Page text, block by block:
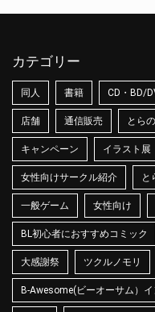
カテゴリー
同人 書籍 CD・BD/
店舗 通信販売 とら
キャンペーン イラスト展
女性向けサークル紹介 と
一般ゲーム 女性向け
BL初心者におすすめコミック
大感謝祭 ツクルノモリ
B-Awesome(ビーオーサム）